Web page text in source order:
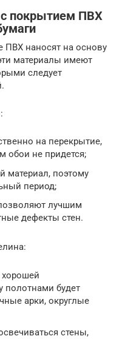
покрытием ПВХ
ПВХ наносят на основу
материалы имеют
следует
на перекрытие,
обои не придется;
материал, поэтому
период;
лучшим
дефекты стен.
хорошей
полотнами будет
арки, округлые
стены,